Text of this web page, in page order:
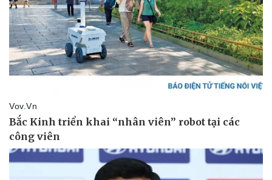
Pháp luật
Vụ án
Tin nóng
Tư vấn luật
Quân sự - Quốc phòng
Vũ khí
Việt Nam
Phân tích